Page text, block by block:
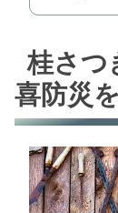
桂さつ
喜防災